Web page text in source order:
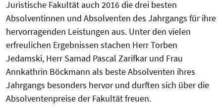
Juristische Fakultät auch 2016 die drei besten
Absolventinnen und Absolventen des Jahrgangs für ihre
hervorragenden Leistungen aus. Unter den vielen
erfreulichen Ergebnissen stachen Herr Torben
Jedamski, Herr Samad Pascal Zarifkar und Frau
Annkathrin Böckmann als beste Absolventen ihres
Jahrgangs besonders hervor und durften sich über die
Absolventenpreise der Fakultät freuen.